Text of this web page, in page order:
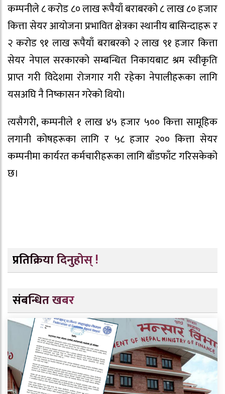
कम्पनीले ८ करोड ८० लाख रूपैयाँ बराबरको ८ लाख ८० हजार
कित्ता सेयर आयोजना प्रभावित क्षेत्रका स्थानीय बासिन्दाहरू र
२ करोड ९१ लाख रूपैयाँ बराबरको २ लाख ९१ हजार कित्ता
सेयर नेपाल सरकारको सम्बन्धित निकायबाट श्रम स्वीकृति
प्राप्त गरी विदेशमा रोजगार गरी रहेका नेपालीहरूका लागि
यसअघि नै निष्कासन गरेको थियो।
त्यसैगरी, कम्पनीले १ लाख ४५ हजार ५०० कित्ता सामूहिक
लगानी कोषहरूका लागि र ५८ हजार २०० कित्ता सेयर
कम्पनीमा कार्यरत कर्मचारीहरूका लागि बाँडफाँट गरिसकेको
छ।
प्रतिक्रिया दिनुहोस् !
संबन्धित खबर